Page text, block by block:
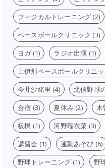
フィジカルトレーニング (2)
ベースボールクリニック (3)
ヨガ (1) ラジオ出演 (1)
上伊那ベースボールクリニッ
今井沙緒里 (4) 北信野球
合宿 (3) 夏休み (2) 木
板橋 (1) 河野瑠衣菜 (3)
講習会 (1) 運動あそび (6)
野球トレーニング (1) 野